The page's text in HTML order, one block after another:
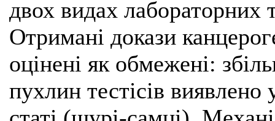
двох видах
Отримані докази
оцінені як обмежені:
пухлин тестісів виявлено